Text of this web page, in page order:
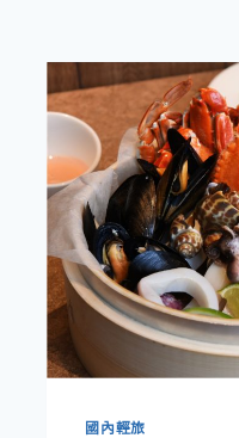
國內輕旅